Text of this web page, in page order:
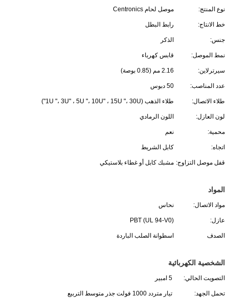
نوع المنتج: موصل لحام Centronics
خط الانتاج: رابط البطل
جنس: الذكر
نمط الموصل: قابس كهرباء
سيرترلاين: 2.16 مم (0.85 بوصة)
عدد المناصب: 50 دبوس
طلاء الاتصال: طلاء الذهب (1U "، 3U" ، 5U "، 10U" ، 15U "، 30U")
لون العازل: اللون الرمادي
محمية: نعم
اتجاه: كابل الشريط
قفل موصل التزاوج: مشبك كابل أو غطاء بلاستيكي
المواد
مواد الاتصال: نحاس
عازل: PBT (UL 94-V0)
الصدف اسطوانة الصلب الباردة
الشخصية الكهربائية
التصويت الحالي: 5 امبير
تحمل الجهد: تيار متردد 1000 فولت جذر متوسط ​​التربيع